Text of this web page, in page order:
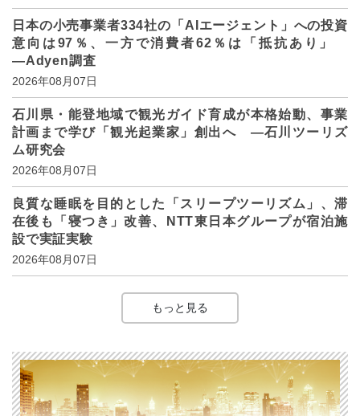
日本の小売事業者334社の「AIエージェント」への投資
意向は97％、一方で消費者62％は「抵抗あり」
―Adyen調査
2026年08月07日
石川県・能登地域で観光ガイド育成が本格始動、事業
計画まで学び「観光起業家」創出へ ―石川ツーリズ
ム研究会
2026年08月07日
良質な睡眠を目的とした「スリープツーリズム」、滞
在後も「寝つき」改善、NTT東日本グループが宿泊施
設で実証実験
2026年08月07日
もっと見る